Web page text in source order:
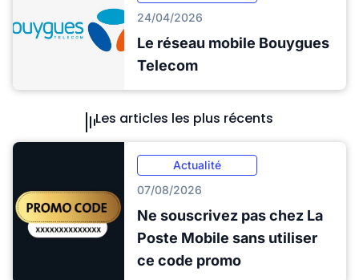
24/04/2026
Le réseau mobile Bouygues
Telecom
Les articles les plus récents
Actualité
07/08/2026
Ne souscrivez pas chez La
Poste Mobile sans utiliser
ce code promo